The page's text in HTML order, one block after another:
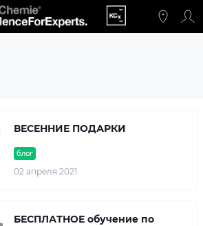
блог
02 апреля 2021
ВЕСЕННИЕ ПОДАРКИ
БЕСПЛАТНОЕ обучение по